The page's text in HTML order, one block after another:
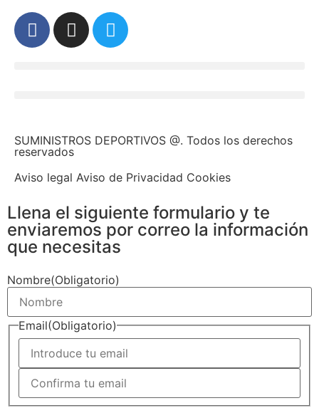
SUMINISTROS DEPORTIVOS @. Todos los derechos
reservados
Aviso legal Aviso de Privacidad Cookies
Llena el siguiente formulario y te
enviaremos por correo la información
que necesitas
Nombre(Obligatorio)
Email(Obligatorio)